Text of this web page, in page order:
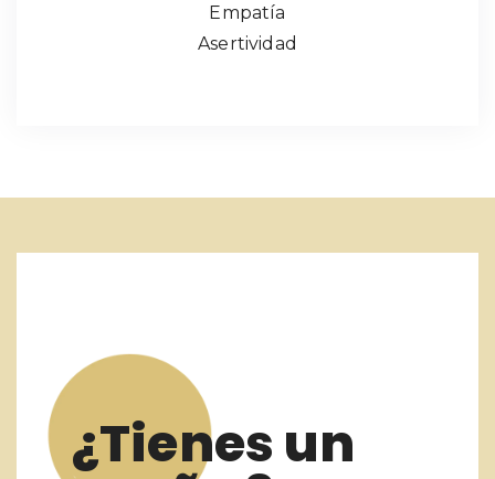
Empatía
Asertividad
¿Tienes un